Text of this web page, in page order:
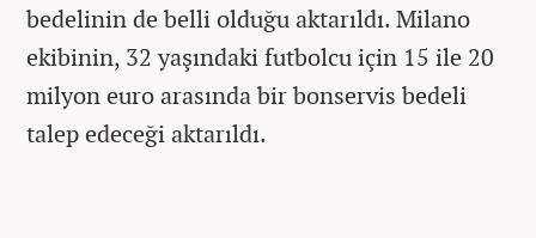
bedelinin de belli olduğu aktarıldı. Milano
ekibinin, 32 yaşındaki futbolcu için 15 ile 20
milyon euro arasında bir bonservis bedeli
talep edeceği aktarıldı.